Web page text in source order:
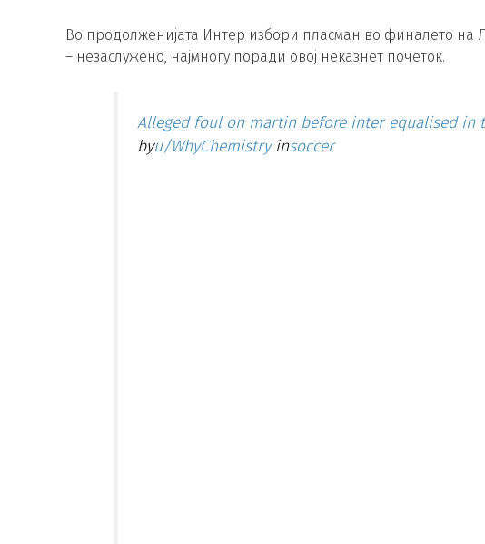
Во продолженијата Интер избори пласман во финалето на
– незаслужено, најмногу поради овој неказнет почеток.
Alleged foul on martin before inter equalised in
byu/WhyChemistryinsoccer